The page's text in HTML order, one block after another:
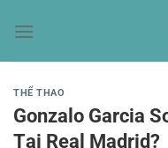
qua
THỂ THAO
Gonzalo Garcia
Tại Real Madrid?